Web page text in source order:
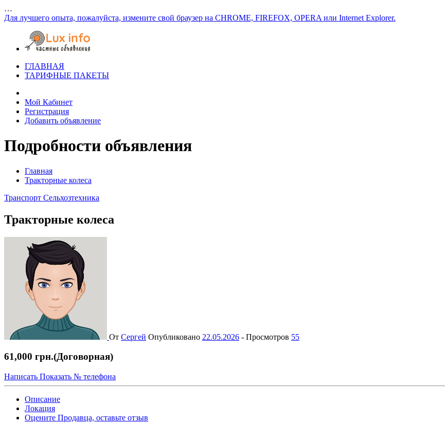
…
Для лучшего опыта, пожалуйста, измените свой браузер на CHROME, FIREFOX, OPERA или Internet Explorer.
ГЛАВНАЯ
ТАРИФНЫЕ ПАКЕТЫ
Мой Кабинет
Регистрация
Добавить объявление
Подробности объявления
Главная
Тракторные колеса
Транспорт Сельхозтехника
Тракторные колеса
От Сергей Опубликовано 22.05.2026 - Просмотров 55
61,000 грн.(Договорная)
Написать Показать № телефона
Описание
Локация
Оцените Продавца, оставьте отзыв